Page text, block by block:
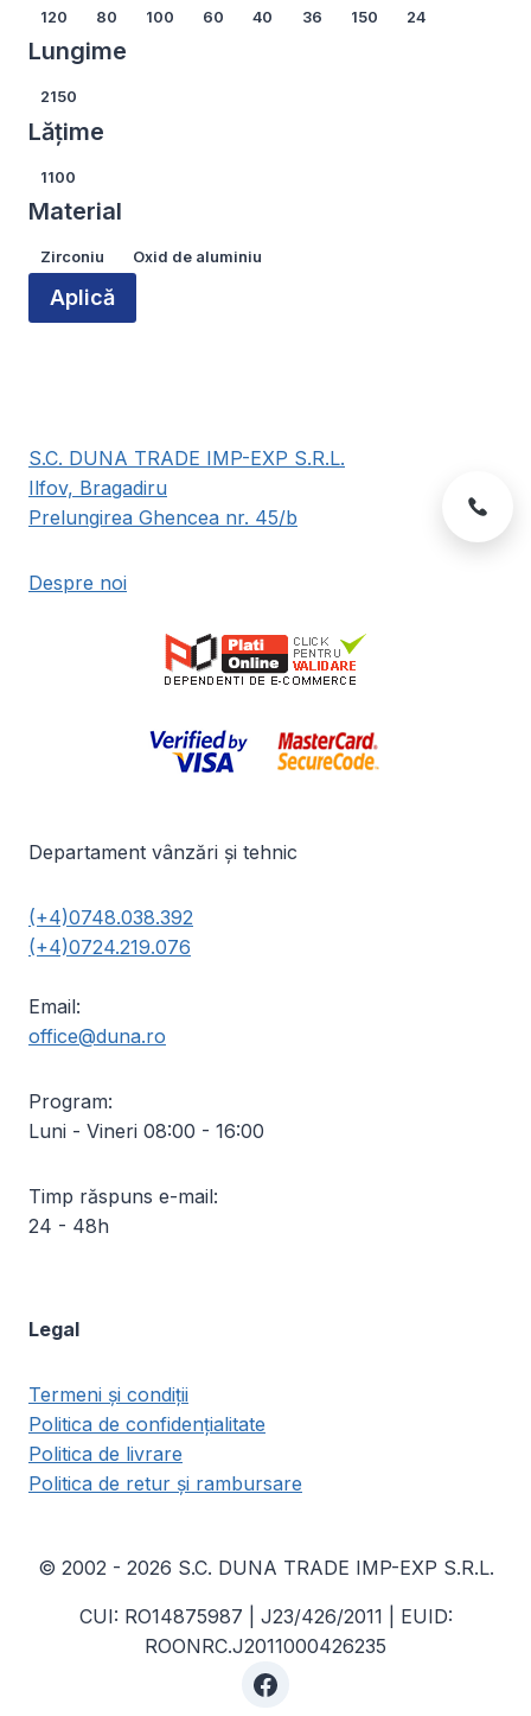
alese
în
pagina
produsului.
fi
Granulație
120 80 100 60 40 36 150 24
Lungime
Lungime
2150
Lățime
Lățime
1100
Material
Material
Zirconiu Oxid de aluminiu
Aplică
S.C. DUNA TRADE IMP-EXP S.R.L.
Ilfov, Bragadiru
Prelungirea Ghencea nr. 45/b
Despre noi
Departament vânzări și tehnic
(+4)0748.038.392
(+4)0724.219.076
Email:
office@duna.ro
Program:
Luni - Vineri 08:00 - 16:00
Timp răspuns e-mail:
24 - 48h
Legal
Termeni și condiții
Politica de confidențialitate
Politica de livrare
Politica de retur și rambursare
© 2002 - 2026 S.C. DUNA TRADE IMP-EXP S.R.L.
CUI: RO14875987 | J23/426/2011 | EUID:
ROONRC.J2011000426235